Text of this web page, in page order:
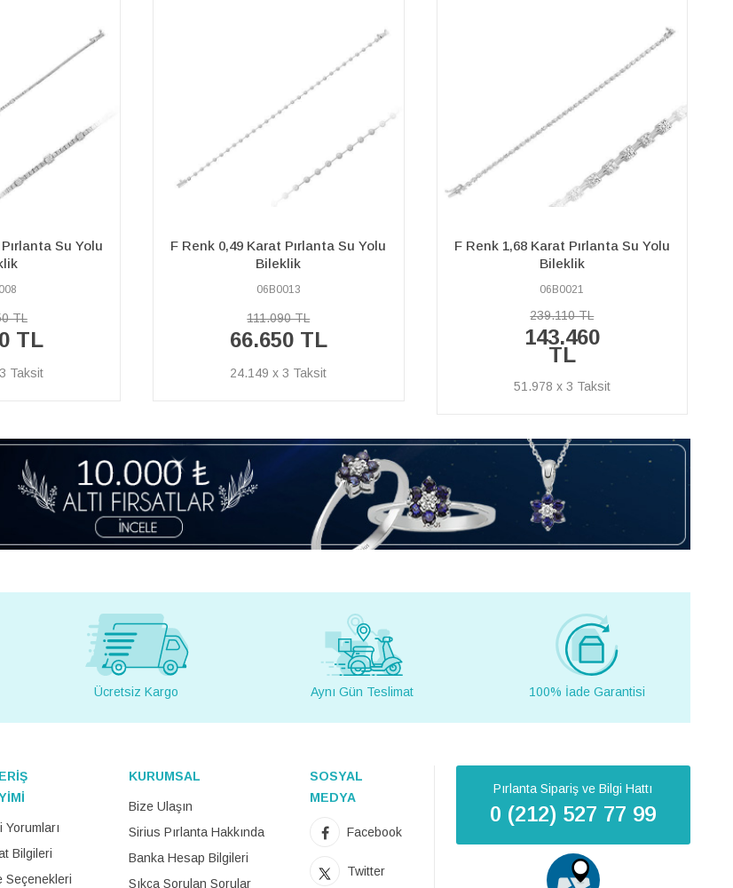
Su Yolu
TL
TL
F Renk 1,68 Karat Pırlanta Su Yolu
Bileklik
06B0021
239.110 TL
143.460
TL
F Renk 5,88 Karat Pırlanta Su Yolu
Bileklik
01B0008
611.020 TL
366.610
TL
132.830 x 3
Ücretsiz Kargo Aynı Gün Teslimat 100% İade Garantisi
Yorumları
Bilgileri
Seçenekleri
KURUMSAL
Bize Ulaşın
Sirius Pırlanta Hakkında
Banka Hesap Bilgileri
Sıkça Sorulan Sorular
SOSYAL
MEDYA
Facebook
Twitter
Pırlanta Sipariş ve Bilgi Hattı
0 (212) 527 77 99